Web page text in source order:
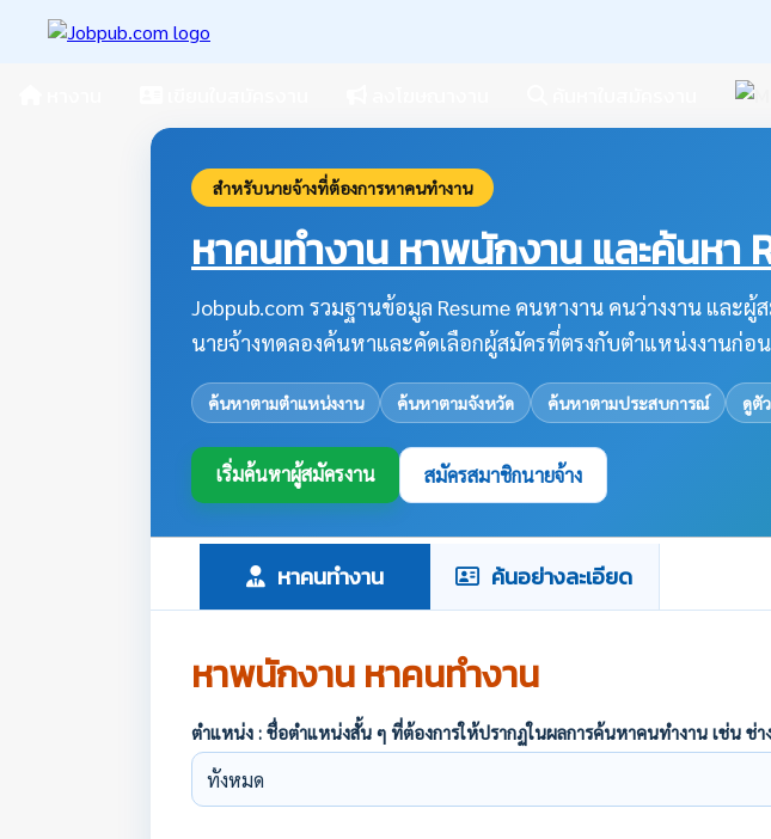
สำหรับนายจ้างที่ต้องการหาคนทำงาน
หาคนทำงาน หาพนักงาน และค้นหา
Jobpub.com รวมฐานข้อมูล Resume คนหางาน คนว่างงาน และ
นายจ้างทดลองค้นหาและคัดเลือกผู้สมัครที่ตรงกับตำแหน่งงานก่อ
ค้นหาตามตำแหน่งงาน ค้นหาตามจังหวัด ค้นหาตามประสบการณ์ ดูตั
เริ่มค้นหาผู้สมัครงาน สมัครสมาชิกนายจ้าง
หาคนทำงาน ค้นอย่างละเอียด
หาพนักงาน หาคนทำงาน
ตำแหน่ง : ชื่อตำแหน่งสั้น ๆ ที่ต้องการให้ปรากฏในผลการค้นหาคนทำงาน เช่น ช่า